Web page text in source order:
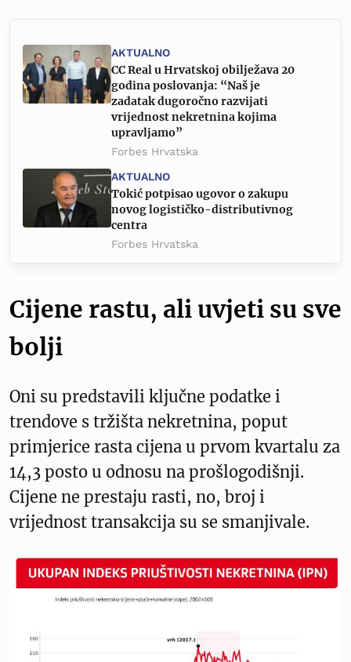
AKTUALNO
CC Real u Hrvatskoj obilježava 20
godina poslovanja: “Naš je
zadatak dugoročno razvijati
vrijednost nekretnina kojima
upravljamo”
Forbes Hrvatska
AKTUALNO
Tokić potpisao ugovor o zakupu
novog logističko-distributivnog
centra
Forbes Hrvatska
Cijene rastu, ali uvjeti su sve
bolji
Oni su predstavili ključne podatke i
trendove s tržišta nekretnina, poput
primjerice rasta cijena u prvom kvartalu za
14,3 posto u odnosu na prošlogodišnji.
Cijene ne prestaju rasti, no, broj i
vrijednost transakcija su se smanjivale.